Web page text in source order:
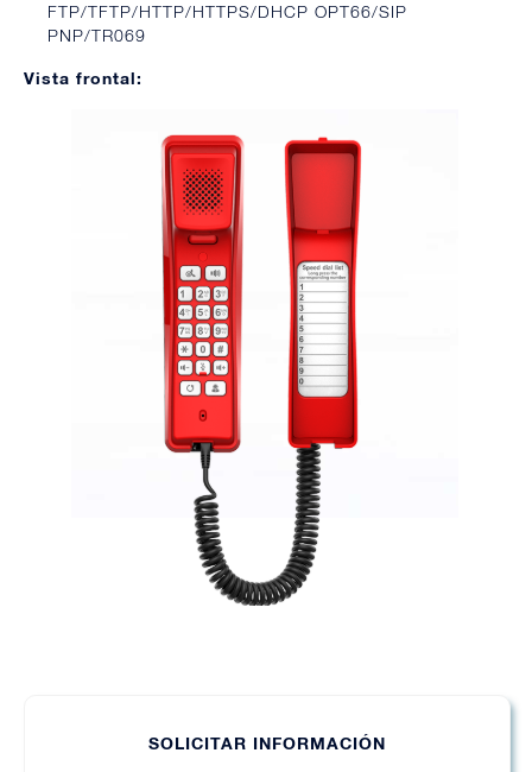
FTP/TFTP/HTTP/HTTPS/DHCP OPT66/SIP
PNP/TR069
Vista frontal:
SOLICITAR INFORMACIÓN